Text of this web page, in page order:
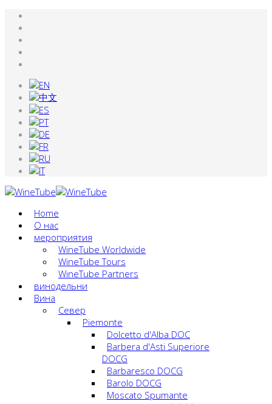
Home
О нас
мероприятия
WineTube Worldwide
WineTube Tours
WineTube Partners
винодельни
Вина
Cевер
Piemonte
Dolcetto d'Alba DOC
Barbera d'Asti Superiore
DOCG
Barbaresco DOCG
Barolo DOCG
Moscato Spumante